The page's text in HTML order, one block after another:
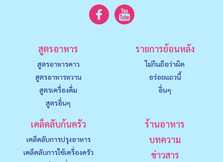
สูตรอาหาร
สูตรอาหารคาว
สูตรอาหารหวาน
สูตรเครื่องดื่ม
สูตรอื่นๆ
รายการย้อนหลัง
ไม่กินถือว่าผิด
อร่อยแถวนี้
อื่นๆ
เคล็ดลับก้นครัว
เคล็ดลับการปรุงอาหาร
เคล็ดลับการใช้เครื่องครัว
ร้านอาหาร
บทความ
ข่าวสาร